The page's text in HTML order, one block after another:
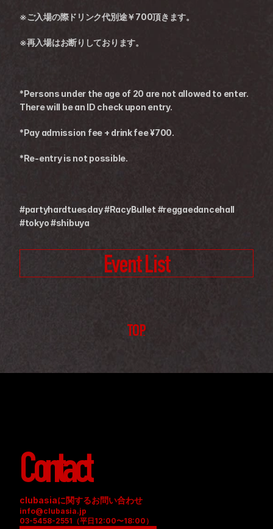
※ご入場の際ドリンク代別途￥700頂きます。
※再入場はお断りしております。
*Persons under the age of 20 are not allowed to enter.
There will be an ID check upon entry.
*Pay admission fee + drink fee ¥700.
*Re-entry is not possible.
#partyhardtuesday #RacyBullet #reggaedancehall
#tokyo #shibuya
Event List
TOP
Contact
clubasiaに関するお問い合わせ
info@clubasia.jp
03-5458-2551（平日12:00〜18:00）